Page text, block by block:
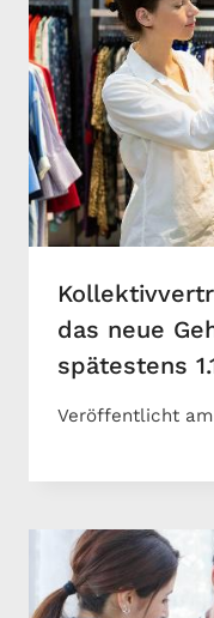
das neue
spätestens
Veröffentlicht am